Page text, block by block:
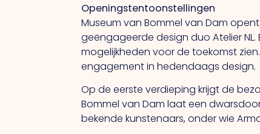
Openingstentoonstellingen
Museum van Bommel van Dam
geëngageerde design duo Atelier
mogelijkheden voor de toekomst
engagement in hedendaags design.
Op de eerste verdieping krijgt de
Bommel van Dam laat een
bekende kunstenaars, onder wie